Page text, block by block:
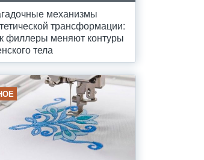
механизмы
трансформации:
филлеры меняют контуры
тела